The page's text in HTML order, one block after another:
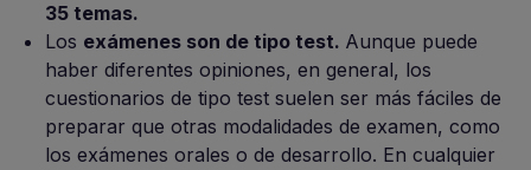
35 temas.
Los exámenes son de tipo test. Aunque puede
haber diferentes opiniones, en general, los
cuestionarios de tipo test suelen ser más fáciles de
preparar que otras modalidades de examen, como
los exámenes orales o de desarrollo. En cualquier